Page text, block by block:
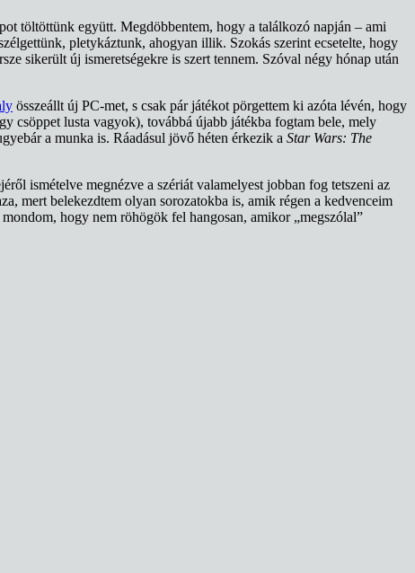
töltöttünk együtt. Megdöbbentem, hogy a találkozó napján – ami
pletykáztunk, ahogyan illik. Szokás szerint ecsetelte, hogy
sikerült új ismeretségekre is szert tennem. Szóval négy hónap után
összeállt új PC-met, s csak pár játékot pörgettem ki azóta lévén, hogy
csöppet lusta vagyok), továbbá újabb játékba fogtam bele, mely
a munka is. Ráadásul jövő héten érkezik a Star Wars: The
ismételve megnézve a szériát valamelyest jobban fog tetszeni az
mert belekezdtem olyan sorozatokba is, amik régen a kedvenceim
hogy nem röhögök fel hangosan, amikor „megszólal”